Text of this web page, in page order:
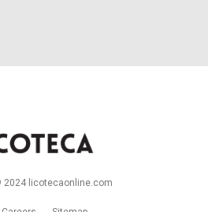
2024 licotecaonline.com